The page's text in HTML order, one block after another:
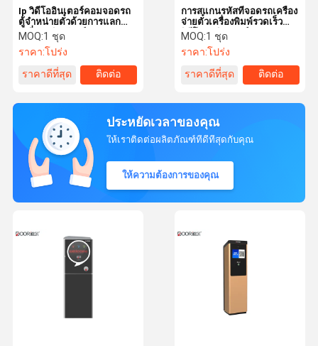
Ip วิดีโออินเตอร์คอมจอดรถ
ตู้จำหน่ายตั๋วด้วยการแลก
เปลี่ยนผลิตภัณฑ์ทอง
MOQ:1 ชุด
ราคา:โปร่ง
ราคาดีที่สุด
ติดต่อ
การสแกนรหัสที่จอดรถเครื่อง
จ่ายตั๋วเครื่องพิมพ์รวดเร็ว
วิดีโอ Ip อินเตอร์คอม 110v
MOQ:1 ชุด
ราคา:โปร่ง
ราคาดีที่สุด
ติดต่อ
ประหยัดเวลาของคุณ
ให้เราติดต่อผลิตภัณฑ์ที่ดีที่สุดกับคุณ
ให้ความต้องการของคุณ